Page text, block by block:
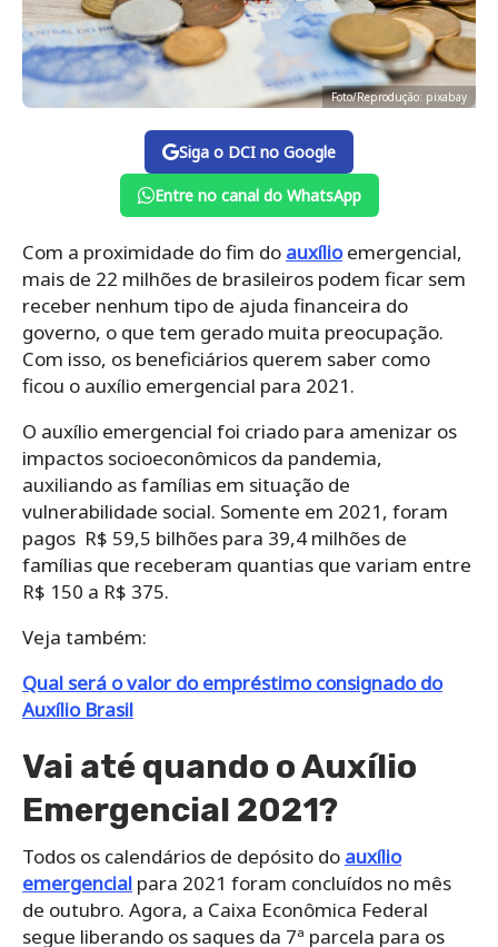
Foto/Reprodução: pixabay
Siga o DCI no Google
Entre no canal do WhatsApp
Com a proximidade do fim do auxílioemergencial,
mais de 22 milhões de brasileiros podem ficar sem
receber nenhum tipo de ajuda financeira do
governo, o que tem gerado muita preocupação.
Com isso, os beneficiários querem saber como
ficou o auxílio emergencial para 2021.
O auxílio emergencial foi criado para amenizar os
impactos socioeconômicos da pandemia,
auxiliando as famílias em situação de
vulnerabilidade social. Somente em 2021, foram
pagos R$ 59,5 bilhões para 39,4 milhões de
famílias que receberam quantias que variam entre
R$ 150 a R$ 375.
Veja também:
Qual será o valor do empréstimo consignado do
Auxílio Brasil
Vai até quando o Auxílio
Emergencial 2021?
Todos os calendários de depósito do auxílio
emergencial para 2021 foram concluídos no mês
de outubro. Agora, a Caixa Econômica Federal
segue liberando os saques da 7ª parcela para os